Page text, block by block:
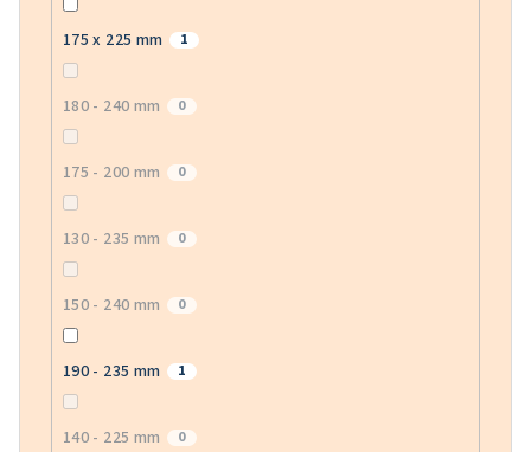
175 x 225 mm 1
180 - 240 mm 0
175 - 200 mm 0
130 - 235 mm 0
150 - 240 mm 0
190 - 235 mm 1
140 - 225 mm 0